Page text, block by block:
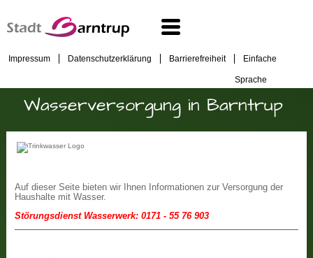
Impressum Datenschutzerklärung Barrierefreiheit Einfache
Sprache
Wasserversorgung in Barntrup
Auf dieser Seite bieten wir Ihnen Informationen zur Versorgung der
Haushalte mit Wasser.
Störungsdienst Wasserwerk: 0171 - 55 76 903